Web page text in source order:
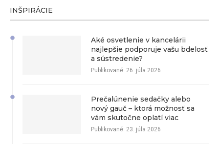
INŠPIRÁCIE
Aké osvetlenie v kancelárii
najlepšie podporuje vašu bdelosť
a sústredenie?
Publikované: 26. júla 2026
Prečalúnenie sedačky alebo
nový gauč – ktorá možnosť sa
vám skutočne oplatí viac
Publikované: 23. júla 2026